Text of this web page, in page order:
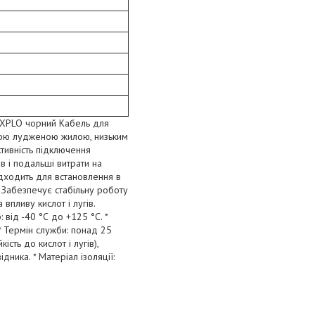
чорний Кабель для
лудженою жилою, низьким
підключення
подальші витрати на
для встановлення в
стабільну роботу
кислот і лугів.
від -40 °С до +125 °С. *
Термін служби: понад 25
до кислот і лугів),
* Матеріал ізоляції: